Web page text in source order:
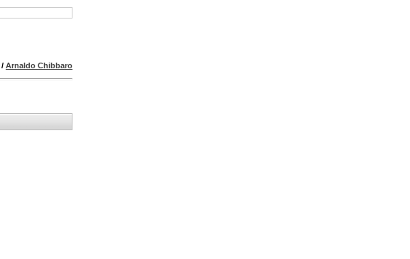
/ Arnaldo Chibbaro